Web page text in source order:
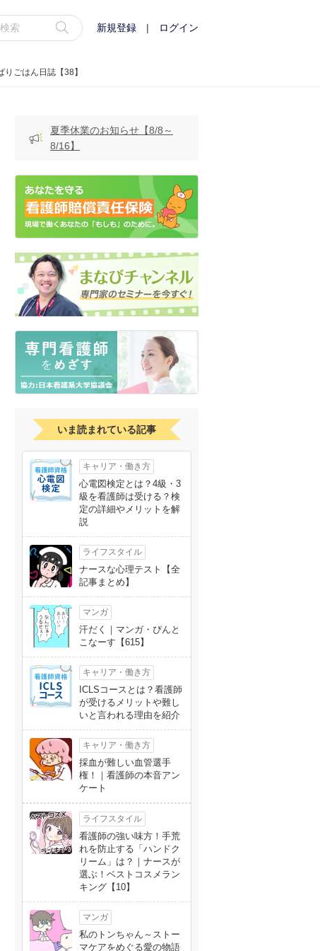
新規登録 | ログイン
ごはん日誌【38】
夏季休業のお知らせ【8/8～
8/16】
いま読まれている記事
キャリア・働き方
心電図検定とは？4級・3
級を看護師は受ける？検
定の詳細やメリットを解
説
ライフスタイル
ナースな心理テスト【全
記事まとめ】
マンガ
汗だく｜マンガ・ぴんと
こなーす【615】
キャリア・働き方
ICLSコースとは？看護師
が受けるメリットや難し
いと言われる理由を紹介
キャリア・働き方
採血が難しい血管選手
権！｜看護師の本音アン
ケート
ライフスタイル
看護師の強い味方！手荒
れを防止する「ハンドク
リーム」は？｜ナースが
選ぶ！ベストコスメラン
キング【10】
マンガ
私のトンちゃん～ストー
マケアをめぐる愛の物語